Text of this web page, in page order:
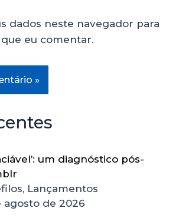
dados neste navegador para
eu comentar.
um diagnóstico pós-
Lançamentos
agosto de 2026